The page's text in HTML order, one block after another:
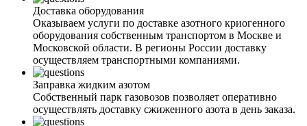
Доставка оборудования
Оказываем услуги по доставке азотного криогенного
оборудования собственным транспортом в Москве и
Московской области. В регионы России доставку
осуществляем транспортными компаниями.
Заправка жидким азотом
Собственный парк газовозов позволяет оперативно
осуществлять доставку сжиженного азота в день заказа.